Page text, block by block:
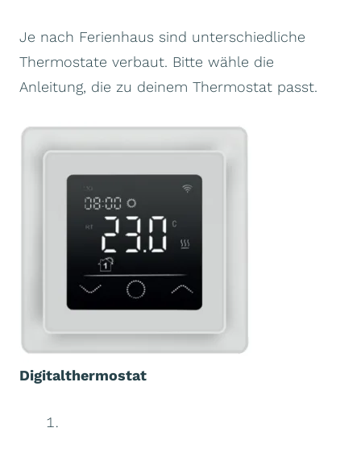
Je nach Ferienhaus sind unterschiedliche
Thermostate verbaut. Bitte wähle die
Anleitung, die zu deinem Thermostat passt.
Digitalthermostat